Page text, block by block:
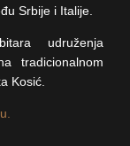
Srbije i Italije.
udruženja
tradicionalnom
Kosić.